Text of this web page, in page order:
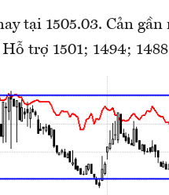
tại 1505.03. Cản gần
Hỗ trợ 1501; 1494;